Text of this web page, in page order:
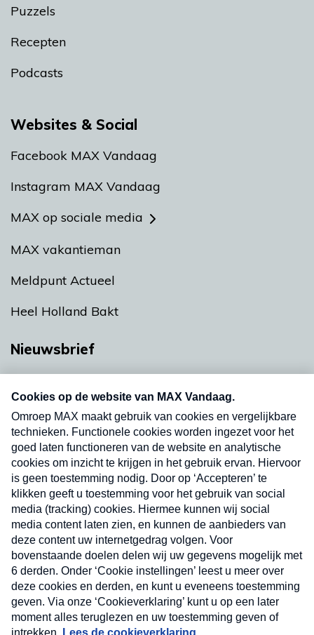
Puzzels
Recepten
Podcasts
Websites & Social
Facebook MAX Vandaag
Instagram MAX Vandaag
MAX op sociale media
MAX vakantieman
Meldpunt Actueel
Heel Holland Bakt
Nieuwsbrief
Neem hier een gratis abonnement op onze
nieuwsbrief. Elke vrijdag- en dinsdagochtend in
uw mailbox.
Verzend
Nieuwsbrief
Neem hier een gratis abonnement op onze
nieuwsbrief. Elke vrijdag- en dinsdagochtend in uw